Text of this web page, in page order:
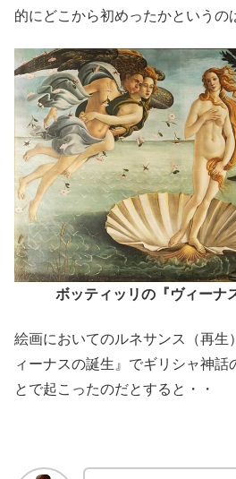
的にどこから初めったかというの
ボッティッリの『ヴィーナ
絵画においてのルネサンス（再生
ィーナスの誕生』でギリシャ神話
とで起こったのだとすると・・